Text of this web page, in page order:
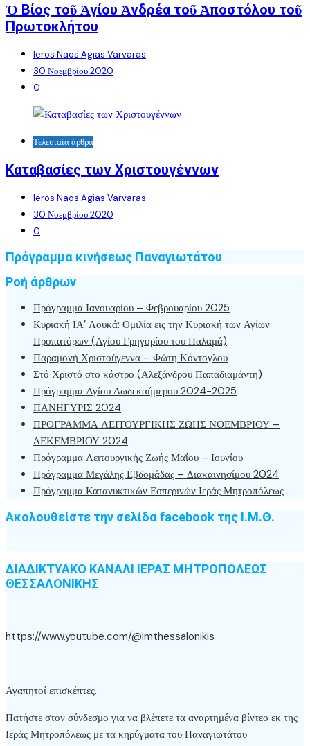
Ὁ Βίος τοῦ Ἁγίου Ἀνδρέα τοῦ Ἀποστόλου τοῦ
Πρωτοκλήτου
Ieros Naos Agias Varvaras
30 Νοεμβρίου 2020
0
Τελευταία άρθρα
Καταβασίες των Χριστουγέννων
Ieros Naos Agias Varvaras
30 Νοεμβρίου 2020
0
Πρόγραμμα κινήσεως Παναγιωτάτου
Ροή άρθρων
Πρόγραμμα Ιανουαρίου – Φεβρουαρίου 2025
Κυριακή ΙΑ’ Λουκά: Ομιλία εις την Κυριακή των Αγίων
Προπατόρων (Αγίου Γρηγορίου του Παλαμά)
Παραμονὴ Χριστούγεννα – Φώτη Κόντογλου
Στό Χριστό στο κάστρο (Αλεξάνδρου Παπαδιαμάντη)
Πρόγραμμα Αγίου Δωδεκαήμερου 2024-2025
ΠΑΝΗΓΥΡΙΣ 2024
ΠΡΟΓΡΑΜΜΑ ΛΕΙΤΟΥΡΓΙΚΗΣ ΖΩΗΣ ΝΟΕΜΒΡΙΟΥ –
ΔΕΚΕΜΒΡΙΟΥ 2024
Πρόγραμμα Λειτουργικής Ζωής Μαΐου – Ιουνίου
Πρόγραμμα Μεγάλης Εβδομάδας – Διακαινησίμου 2024
Πρόγραμμα Κατανυκτικών Εσπερινών Ιεράς Μητροπόλεως
Ακολουθείστε την σελίδα facebook της Ι.Μ.Θ.
ΔΙΑΔΙΚΤΥΑΚΟ ΚΑΝΑΛΙ ΙΕΡΑΣ ΜΗΤΡΟΠΟΛΕΩΣ
ΘΕΣΣΑΛΟΝΙΚΗΣ
https://www.youtube.com/@imthessalonikis
Αγαπητοί επισκέπτες.
Πατήστε στον σύνδεσμο για να βλέπετε τα αναρτημένα βίντεο εκ της
Ιεράς Μητροπόλεως με τα κηρύγματα του Παναγιωτάτου